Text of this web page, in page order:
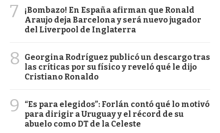
7
¡Bombazo! En España afirman que Ronald
Araujo deja Barcelona y será nuevo jugador
del Liverpool de Inglaterra
8
Georgina Rodríguez publicó un descargo tras
las críticas por su físico y reveló qué le dijo
Cristiano Ronaldo
9
“Es para elegidos”: Forlán contó qué lo motivó
para dirigir a Uruguay y el récord de su
abuelo como DT de la Celeste